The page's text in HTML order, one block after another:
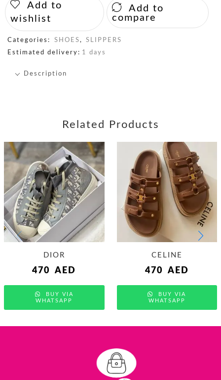
Add to
wishlist
Add to
compare
Categories: SHOES,
SLIPPERS
Estimated delivery: 1 days
Description
Related Products
DIOR
470 AED
BUY VIA
WHATSAPP
CELINE
470 AED
BUY VIA
WHATSAPP